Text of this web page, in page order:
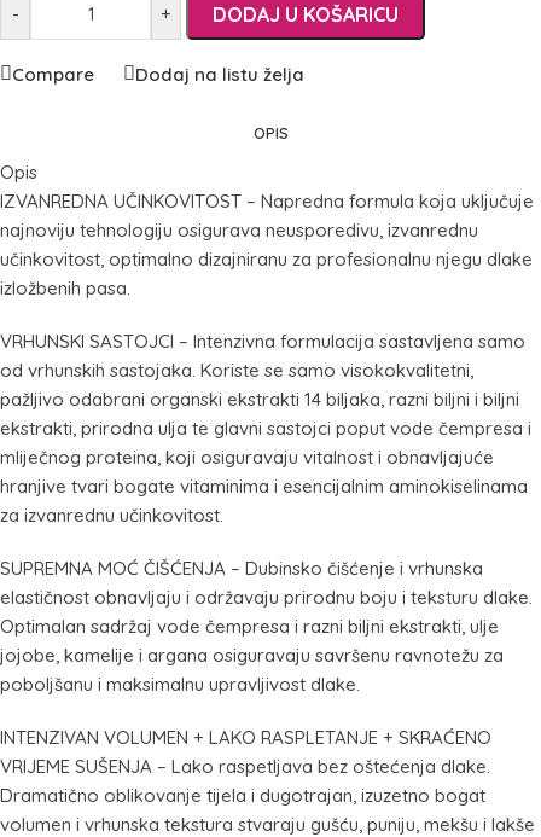
- + DODAJ U KOŠARICU
Compare Dodaj na listu želja
OPIS
Opis
IZVANREDNA UČINKOVITOST – Napredna formula koja uključuje
najnoviju tehnologiju osigurava neusporedivu, izvanrednu
učinkovitost, optimalno dizajniranu za profesionalnu njegu dlake
izložbenih pasa.
VRHUNSKI SASTOJCI – Intenzivna formulacija sastavljena samo
od vrhunskih sastojaka. Koriste se samo visokokvalitetni,
pažljivo odabrani organski ekstrakti 14 biljaka, razni biljni i biljni
ekstrakti, prirodna ulja te glavni sastojci poput vode čempresa i
mliječnog proteina, koji osiguravaju vitalnost i obnavljajuće
hranjive tvari bogate vitaminima i esencijalnim aminokiselinama
za izvanrednu učinkovitost.
SUPREMNA MOĆ ČIŠĆENJA – Dubinsko čišćenje i vrhunska
elastičnost obnavljaju i održavaju prirodnu boju i teksturu dlake.
Optimalan sadržaj vode čempresa i razni biljni ekstrakti, ulje
jojobe, kamelije i argana osiguravaju savršenu ravnotežu za
poboljšanu i maksimalnu upravljivost dlake.
INTENZIVAN VOLUMEN + LAKO RASPLETANJE + SKRAĆENO
VRIJEME SUŠENJA – Lako raspetljava bez oštećenja dlake.
Dramatično oblikovanje tijela i dugotrajan, izuzetno bogat
volumen i vrhunska tekstura stvaraju gušću, puniju, mekšu i lakše